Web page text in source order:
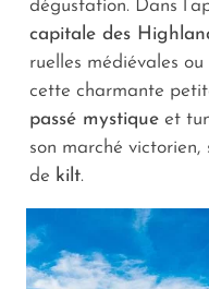
dégustation. Dans
capitale des
ruelles médiévales
cette charmante
passé mystique et
son marché
de kilt.